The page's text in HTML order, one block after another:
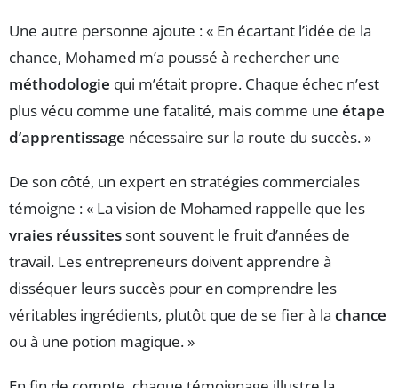
Une autre personne ajoute : « En écartant l’idée de la
chance, Mohamed m’a poussé à rechercher une
méthodologie qui m’était propre. Chaque échec n’est
plus vécu comme une fatalité, mais comme une étape
d’apprentissage nécessaire sur la route du succès. »
De son côté, un expert en stratégies commerciales
témoigne : « La vision de Mohamed rappelle que les
vraies réussitessont souvent le fruit d’années de
travail. Les entrepreneurs doivent apprendre à
disséquer leurs succès pour en comprendre les
véritables ingrédients, plutôt que de se fier à la chance
ou à une potion magique. »